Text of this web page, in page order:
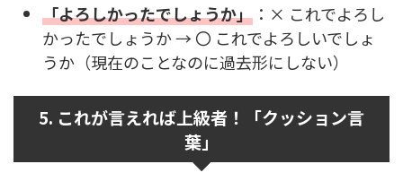
「よろしかったでしょうか」 ：× これでよろし
かったでしょうか → 〇 これでよろしいでしょ
うか（現在のことなのに過去形にしない）
5. これが言えれば上級者！「クッション言
葉」